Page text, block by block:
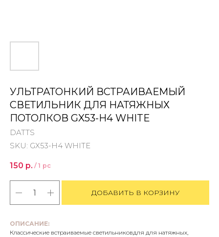
УЛЬТРАТОНКИЙ ВСТРАИВАЕМЫЙ
CВЕТИЛЬНИК ДЛЯ НАТЯЖНЫХ
ПОТОЛКОВ GX53-H4 WHITE
DATTS
SKU: GX53-H4 WHITE
150 р. / 1 pc
ДОБАВИТЬ В КОРЗИНУ
ОПИСАНИЕ:
Классические встраиваемые светильниковдля для натяжных,